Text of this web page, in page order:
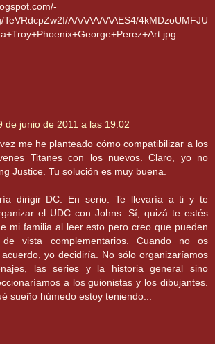
AAAAAAAAES4/4kMDzoUMFJU
de junio de 2011 a las 19:02
me he planteado cómo compatibilizar a los
Titanes con los nuevos. Claro, yo no
Justice. Tu solución es muy buena.
dirigir DC. En serio. Te llevaría a ti y te
el UDC con Johns. Sí, quizá te estés
mi familia al leer esto pero creo que pueden
vista complementarios. Cuando no os
yo decidiría. No sólo organizaríamos
las series y la historia general sino
a los guionistas y los dibujantes.
sueño húmedo estoy teniendo...